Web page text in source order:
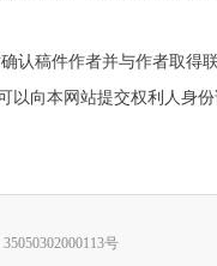
认稿件作者并与作者取得
以向本网站提交权利人身
号